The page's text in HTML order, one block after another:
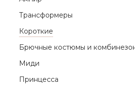
Трансформеры
Короткие
Брючные костюмы и
Миди
Принцесса